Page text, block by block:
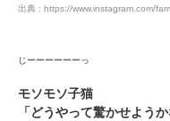
出典 : https://www.instagram.com/
じーーーーーーっ
モソモソ子猫
「どうやって驚かせようか